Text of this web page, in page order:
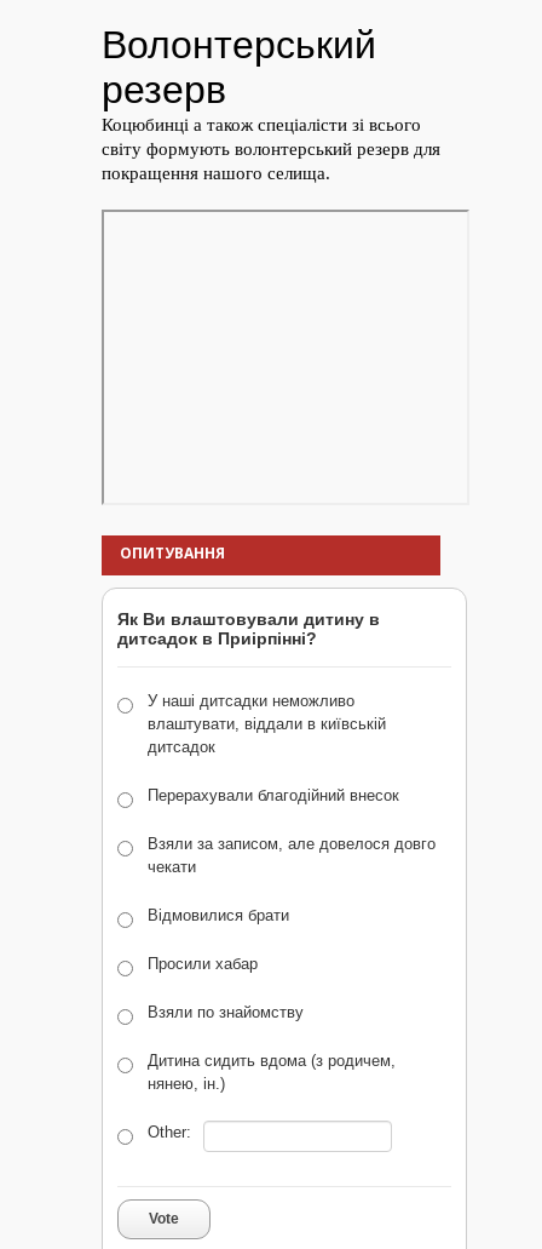
ОПИТУВАННЯ
Як Ви влаштовували дитину в
дитсадок в Приірпінні?
У наші дитсадки неможливо
влаштувати, віддали в київській
дитсадок
Перерахували благодійний внесок
Взяли за записом, але довелося довго
чекати
Відмовилися брати
Просили хабар
Взяли по знайомству
Дитина сидить вдома (з родичем,
нянею, ін.)
Other:
Vote